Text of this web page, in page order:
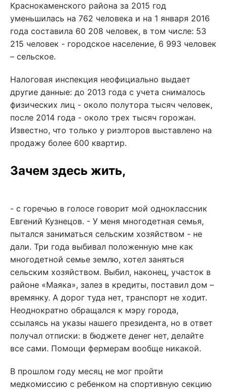
Краснокаменского района за 2015 год
уменьшилась на 762 человека и на 1 января 2016
года составила 60 208 человек, в том числе: 53
215 человек - городское население, 6 993 человек
– сельское.
Налоговая инспекция неофициально выдает
другие данные: до 2013 года с учета снималось
физических лиц - около полутора тысяч человек,
после 2014 года - около трех тысяч горожан.
Известно, что только у риэлторов выставлено на
продажу более 600 квартир.
Зачем здесь жить,
- с горечью в голосе говорит мой одноклассник
Евгений Кузнецов. - У меня многодетная семья,
пытался заниматься сельским хозяйством - не
дали. Три года выбивал положенную мне как
многодетной семье землю, хотел заняться
сельским хозяйством. Выбил, наконец, участок в
районе «Маяка», залез в кредиты, поставил дом –
времянку. А дорог туда нет, транспорт не ходит.
Неоднократно обращался к мэру города,
ссылаясь на указы нашего президента, но в ответ
получал отписки: в бюджете денег нет, делайте
все сами. Помощи фермерам вообще никакой.
В прошлом году месяц не мог пройти
медкомиссию с ребенком на спортивную секцию